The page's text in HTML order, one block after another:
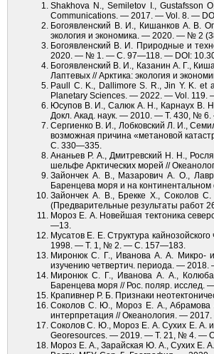
Shakhova N., Semiletov I., Gustafsson
Communications. — 2017. — Vol. 8. —
Богоявленский В. И., Кишанков А. В.
экология и экономика. — 2020. — № 2
Богоявленский В. И. Природные и
2020. — № 1. — С. 97—118. — DOI:
Богоявленский В. И., Казанин А. Г.,
Лаптевых // Арктика: экология и
Paull С. K., Dallimore S. R., Jin Y. K. et
Planetary Sciences. — 2022. — Vol. 119.
Юсупов В. И., Салюк А. Н., Карнаух В.
Докл. Акад. наук. — 2010. — Т. 430, №
Сергиенко В. И., Лобковский Л. И.,
возможная причина «метановой
С. 330—335.
Ананьев Р. А., Дмитревский Н. Н.,
шельфе Арктических морей //
Зайончек А. В., Мазарович А. О.,
Баренцева моря и на
Зайончек А. В., Брекке Х., Соколов
(Предварительные результаты
Мороз Е. А. Новейшая тектоника
—13.
Мусатов Е. Е. Структура
1998. — Т. 1, № 2. — С. 157—183.
Миронюк С. Г., Иванова А. А. Микро-
изучению четвертич. периода. —
Миронюк С. Г., Иванова А. А.,
Баренцева моря // Рос. поляр.
Крапивнер Р. Б. Признаки
Соколов С. Ю., Мороз Е. А., Абрамова
интерпретация // Океанология. —
Соколов С. Ю., Мороз Е. А. Сухих Е. А. и
Georesources. — 2019. — Т. 21, № 4. —
Мороз Е. А., Зарайская Ю. А., Сухих Е.